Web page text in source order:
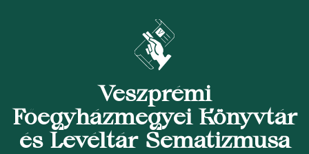
Veszprémi
Főegyházmegyei Könyvtár
és Levéltár Sematizmusa